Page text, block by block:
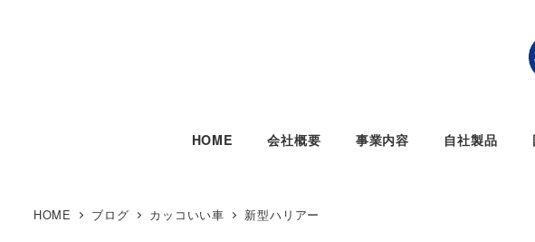
HOME 会社概要 事業内容 自社製品
HOME ブログ カッコいい車 新型ハリアー